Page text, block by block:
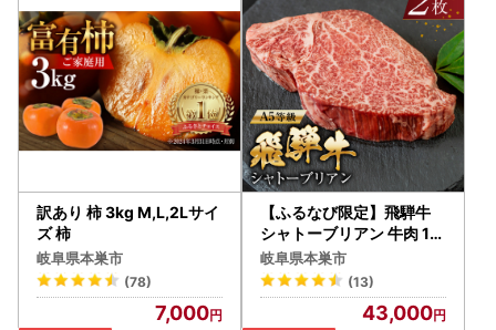
訳あり 柿 3kg M,L,2Lサイ
ズ 柿
岐阜県本巣市
(78)
7,000
【ふるなび限定】飛騨牛
シャトーブリアン 牛肉 15
0g×2枚 牛肉 ステーキ ト
キノ屋食品 FN-Limited-P
R
岐阜県本巣市
(13)
43,000